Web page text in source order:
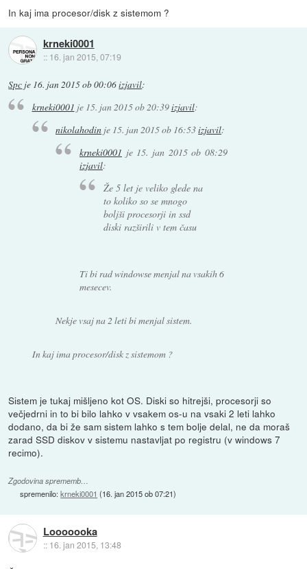
In kaj ima procesor/disk z sistemom ?
krneki0001
:: 16. jan 2015, 07:19
Spc je 16. jan 2015 ob 00:06izjavil:
krneki0001 je 15. jan 2015 ob 20:39izjavil:
nikolahodin je 15. jan 2015 ob 16:53izjavil:
krneki0001 je 15. jan 2015 ob 08:29
izjavil:
Že 5 let je veliko glede na
to koliko so se mnogo
boljši procesorji in ssd
diski razširili v tem času
Ti bi rad windowse menjal na vsakih 6
mesecev.
Nekje vsaj na 2 leti bi menjal sistem.
In kaj ima procesor/disk z sistemom ?
Sistem je tukaj mišljeno kot OS. Diski so hitrejši, procesorji so
večjedrni in to bi bilo lahko v vsakem os-u na vsaki 2 leti lahko
dodano, da bi že sam sistem lahko s tem bolje delal, ne da moraš
zarad SSD diskov v sistemu nastavljat po registru (v windows 7
recimo).
Zgodovina sprememb…
spremenilo:krneki0001 (16. jan 2015 ob 07:21)
Looooooka
:: 16. jan 2015, 13:48